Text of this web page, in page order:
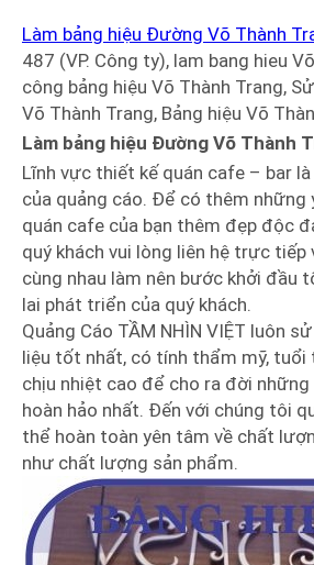
Làm bảng hiệu Đường Võ Thành
487 (VP. Công ty), lam bang hieu
công bảng hiệu Võ Thành Trang,
Võ Thành Trang, Bảng hiệu Võ
Làm bảng hiệu Đường Võ Thành
Lĩnh vực thiết kế quán cafe – bar
của quảng cáo. Để có thêm những
quán cafe của bạn thêm đẹp độc
quý khách vui lòng liên hệ trực
cùng nhau làm nên bước khởi đầu
lai phát triển của quý khách.
Quảng Cáo TẦM NHÌN VIỆT luôn
liệu tốt nhất, có tính thẩm mỹ, tuổi
chịu nhiệt cao để cho ra đời những
hoàn hảo nhất. Đến với chúng tôi
thể hoàn toàn yên tâm về chất
như chất lượng sản phẩm.